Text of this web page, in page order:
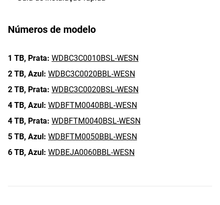
Números de modelo
1 TB, Prata: WDBC3C0010BSL-WESN
2 TB, Azul: WDBC3C0020BBL-WESN
2 TB, Prata: WDBC3C0020BSL-WESN
4 TB, Azul: WDBFTM0040BBL-WESN
4 TB, Prata: WDBFTM0040BSL-WESN
5 TB, Azul: WDBFTM0050BBL-WESN
6 TB, Azul: WDBEJA0060BBL-WESN